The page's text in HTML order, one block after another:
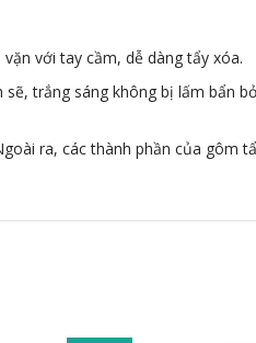
với tay cầm, dễ dàng tẩy xóa.
trắng sáng không bị lấm bẩn
ra, các thành phần của gôm